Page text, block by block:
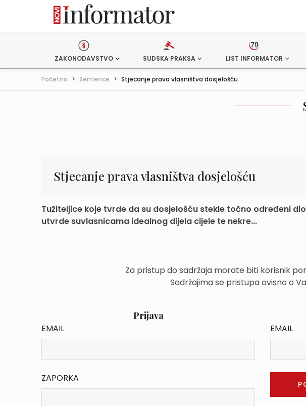
ZAKONODAVSTVO SUDSKA PRAKSA LIST INFORMATOR
Početna > Sentence > Stjecanje prava vlasništva dosjelošću
Stjecanje prava vlasništva dosjelošću
Tužiteljice koje tvrde da su dosjelošću stekle točno određeni
utvrde suvlasnicama idealnog dijela cijele te nekre...
Za pristup do sadržaja morate biti korisnik
Sadržajima se pristupa ovisno o
Prijava
EMAIL
ZAPORKA
EMAIL